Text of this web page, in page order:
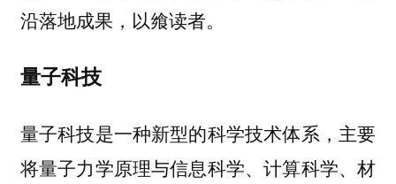
沿落地成果，以飨读者。
量子科技
量子科技是一种新型的科学技术体系，主要
将量子力学原理与信息科学、计算科学、材